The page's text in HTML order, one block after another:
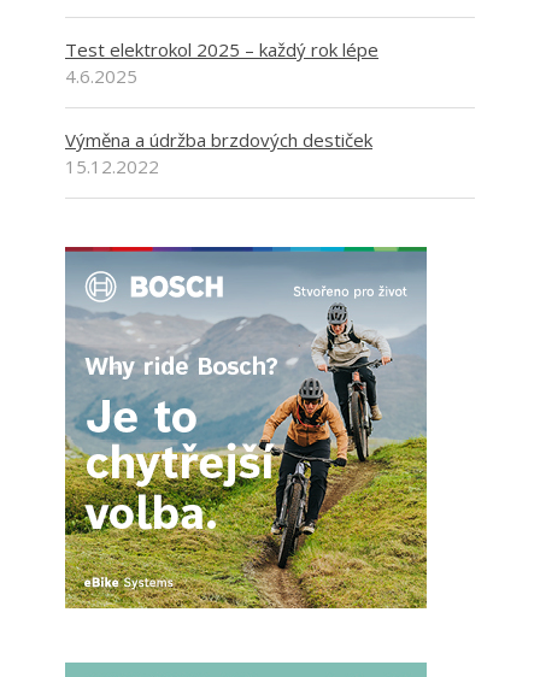
Test elektrokol 2025 – každý rok lépe
4.6.2025
Výměna a údržba brzdových destiček
15.12.2022